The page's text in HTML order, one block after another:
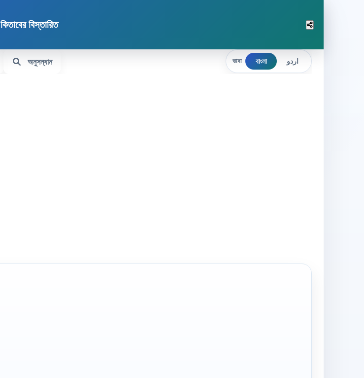
কিতাবের বিস্তারিত
অনুসন্ধান ভাষা বাংলা اردو